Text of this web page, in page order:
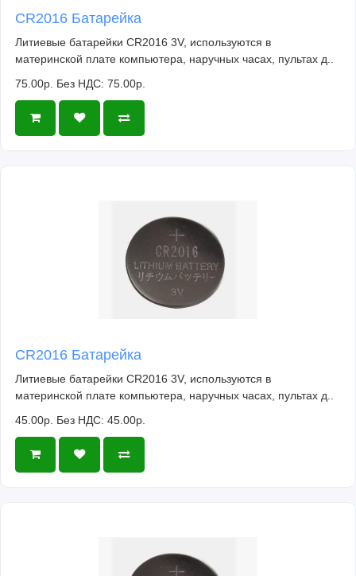
CR2016 Батарейка
Литиевые батарейки CR2016 3V, используются в
материнской плате компьютера, наручных часах, пультах д..
75.00р. Без НДС: 75.00р.
CR2016 Батарейка
Литиевые батарейки CR2016 3V, используются в
материнской плате компьютера, наручных часах, пультах д..
45.00р. Без НДС: 45.00р.